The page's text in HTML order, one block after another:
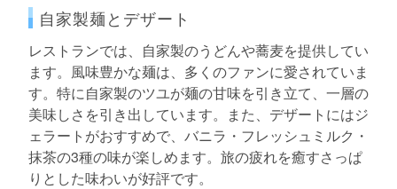
自家製麺とデザート
レストランでは、自家製のうどんや蕎麦を提供してい
ます。風味豊かな麺は、多くのファンに愛されていま
す。特に自家製のツユが麺の甘味を引き立て、一層の
美味しさを引き出しています。また、デザートにはジ
ェラートがおすすめで、バニラ・フレッシュミルク・
抹茶の3種の味が楽しめます。旅の疲れを癒すさっぱ
りとした味わいが好評です。